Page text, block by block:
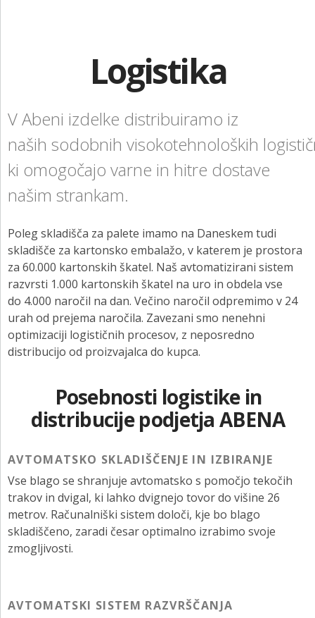
Logistika
V Abeni izdelke distribuiramo iz
naših sodobnih visokotehnoloških
ki omogočajo varne in hitre dostave
našim strankam.
Poleg skladišča za palete imamo na Daneskem tudi
skladišče za kartonsko embalažo, v katerem je prostora
za 60.000 kartonskih škatel. Naš avtomatizirani sistem
razvrsti 1.000 kartonskih škatel na uro in obdela vse
do 4.000 naročil na dan. Večino naročil odpremimo v 24
urah od prejema naročila. Zavezani smo nenehni
optimizaciji logističnih procesov, z neposredno
distribucijo od proizvajalca do kupca.
Posebnosti logistike in
distribucije podjetja ABENA
AVTOMATSKO SKLADIŠČENJE IN IZBIRANJE
Vse blago se shranjuje avtomatsko s pomočjo tekočih
trakov in dvigal, ki lahko dvignejo tovor do višine 26
metrov. Računalniški sistem določi, kje bo blago
skladiščeno, zaradi česar optimalno izrabimo svoje
zmogljivosti.
AVTOMATSKI SISTEM RAZVRŠČANJA